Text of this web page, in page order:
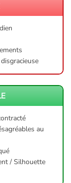
au
/ Silhouette